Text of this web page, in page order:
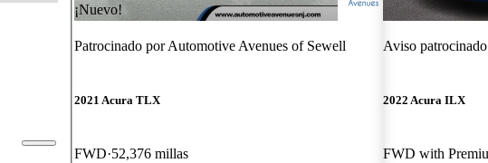
¡Nuevo!
Patrocinado porAutomotive Avenues of Sewell
2021 Acura TLX
FWD 52,376 millas
Aviso patrocinado
2022 Acura ILX